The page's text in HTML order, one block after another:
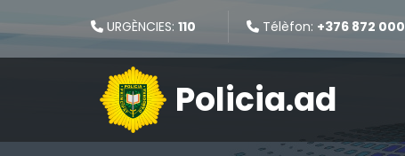
URGÈNCIES: 110 Télèfon: +376 872 000
Policia.ad